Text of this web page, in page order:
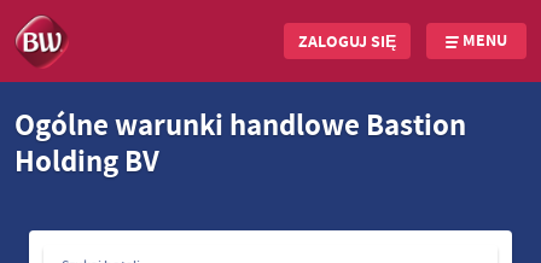
main
ZALOGUJ SIĘ MENU
Ogólne warunki handlowe Bastion
Holding BV
Szukaj